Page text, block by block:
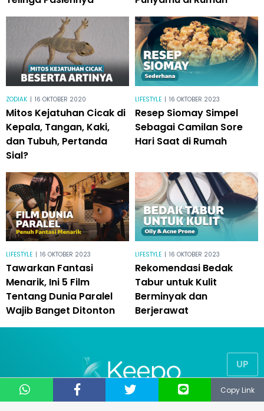
Copy Link
ZODIAK | 16 OKTOBER 2020
Mitos Kejatuhan Cicak di
Kepala, Tangan, Kaki,
dan Tubuh, Pertanda
Sial?
LIFESTYLE | 16 OKTOBER 2023
Resep Siomay Simpel
Sebagai Camilan Sore
Hari Saat di Rumah
LIFESTYLE | 16 OKTOBER 2023
Tawarkan Fantasi
Menarik, Ini 5 Film
Tentang Dunia Paralel
Wajib Banget Ditonton
LIFESTYLE | 16 OKTOBER 2023
Rekomendasi Bedak
Tabur untuk Kulit
Berminyak dan
Berjerawat
UP
© 2019
NUSANTARA TECHNOLOGY